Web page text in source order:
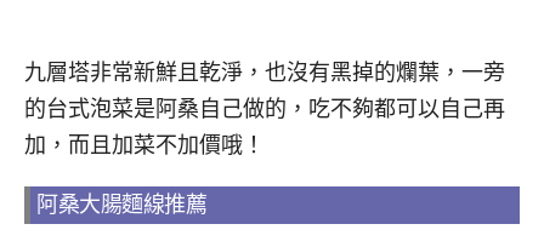
九層塔非常新鮮且乾淨，也沒有黑掉的爛葉，一旁
的台式泡菜是阿桑自己做的，吃不夠都可以自己再
加，而且加菜不加價哦！
阿桑大腸麵線推薦